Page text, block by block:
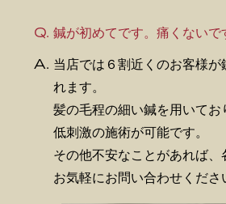
Q. 鍼が初めてです。痛くないで
A. 当店では６割近くのお客様が
れます。
髪の毛程の細い鍼を用いてお
低刺激の施術が可能です。
その他不安なことがあれば、
お気軽にお問い合わせくださ